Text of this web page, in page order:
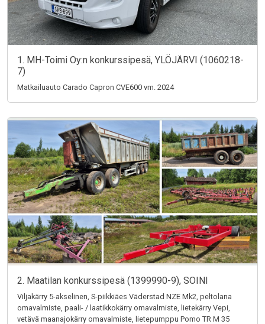
1. MH-Toimi Oy:n konkurssipesä, YLÖJÄRVI (1060218-
7)
Matkailuauto Carado Capron CVE600 vm. 2024
2. Maatilan konkurssipesä (1399990-9), SOINI
Viljakärry 5-akselinen, S-piikkiäes Väderstad NZE Mk2, peltolana
omavalmiste, paali- / laatikkokärry omavalmiste, lietekärry Vepi,
vetävä maanajokärry omavalmiste, lietepumppu Pomo TR M 35